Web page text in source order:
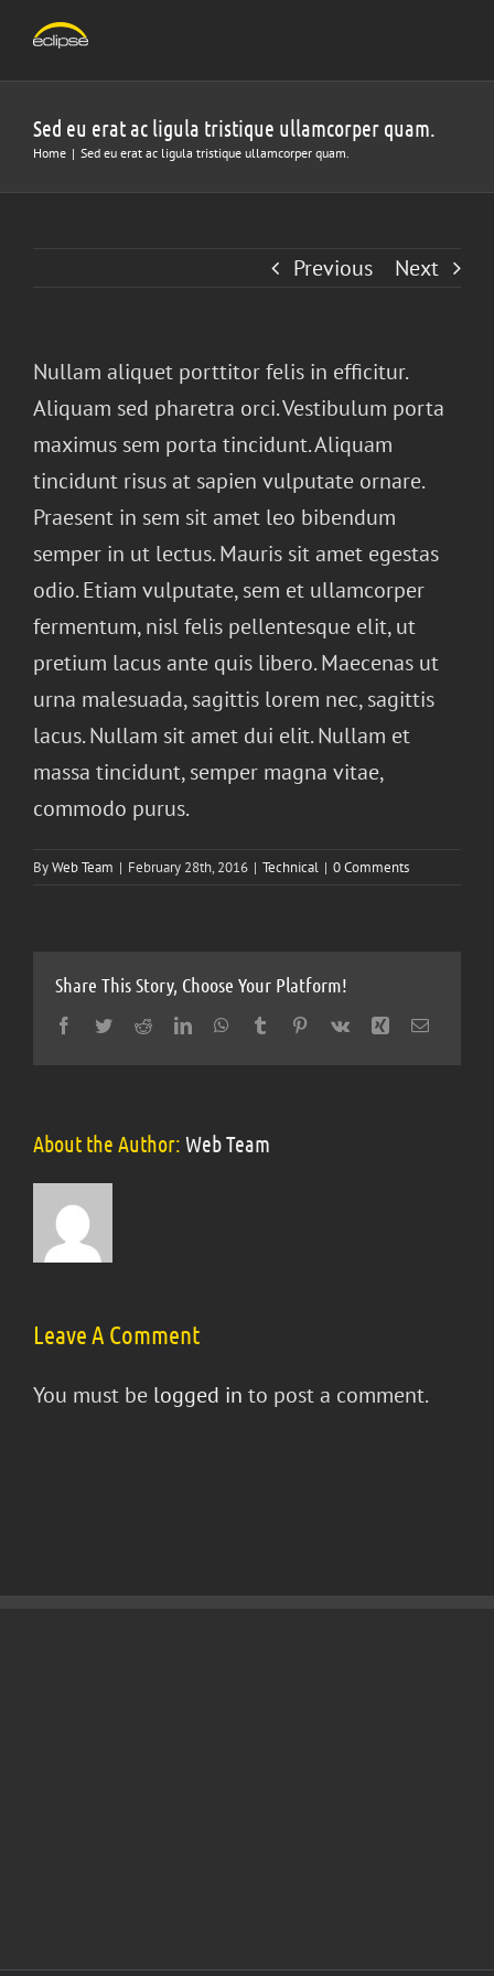
content
Sed eu erat ac ligula tristique ullamcorper quam.
Home | Sed eu erat ac ligula tristique ullamcorper quam.
Previous Next
Nullam aliquet porttitor felis in efficitur.
Aliquam sed pharetra orci. Vestibulum porta
maximus sem porta tincidunt. Aliquam
tincidunt risus at sapien vulputate ornare.
Praesent in sem sit amet leo bibendum
semper in ut lectus. Mauris sit amet egestas
odio. Etiam vulputate, sem et ullamcorper
fermentum, nisl felis pellentesque elit, ut
pretium lacus ante quis libero. Maecenas ut
urna malesuada, sagittis lorem nec, sagittis
lacus. Nullam sit amet dui elit. Nullam et
massa tincidunt, semper magna vitae,
commodo purus.
ByWeb Team | February 28th, 2016 | Technical | 0 Comments
Share This Story, Choose Your Platform!
Facebook
TwitterRedditLinkedInWhatsApp
Tumblr Pinterest
Vk Xing Email
About the Author: Web Team
Leave A Comment
You must be logged in to post a comment.